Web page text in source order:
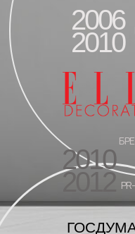
2010
2012
2006
2010